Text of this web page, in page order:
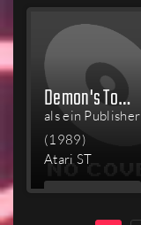
Demon's Tomb: The Awakening
als ein Publisher
(1989)
Atari ST
MEHR